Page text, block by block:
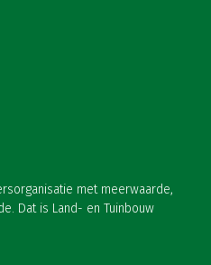
met meerwaarde,
Dat is Land- en Tuinbouw